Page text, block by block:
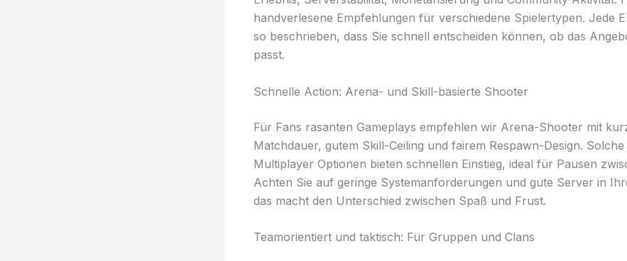
handverlesene Empfehlungen für verschiedene Spielertypen. Jede
so beschrieben, dass Sie schnell entscheiden können, ob das
passt.
Schnelle Action: Arena- und Skill-basierte Shooter
Für Fans rasanten Gameplays empfehlen wir Arena-Shooter mit
Matchdauer, gutem Skill-Ceiling und fairem Respawn-Design.
Multiplayer Optionen bieten schnellen Einstieg, ideal für Pausen
Achten Sie auf geringe Systemanforderungen und gute Server in
das macht den Unterschied zwischen Spaß und Frust.
Teamorientiert und taktisch: Für Gruppen und Clans